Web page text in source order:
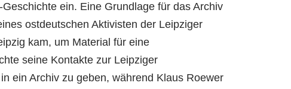
ein. Eine Grundlage für das Archiv
ostdeutschen Aktivisten der Leipziger
kam, um Material für eine
seine Kontakte zur Leipziger
ein Archiv zu geben, während Klaus Roewer